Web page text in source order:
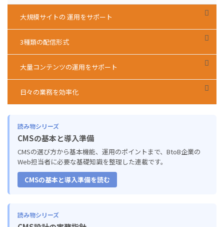
大規模サイトの 運用をサポート
3種類の配信形式
大量コンテンツの運用をサポート
日々の業務を効率化
読み物シリーズ
CMSの基本と導入準備
CMSの選び方から基本機能、運用のポイントまで、BtoB企業の
Web担当者に必要な基礎知識を整理した連載です。
CMSの基本と導入準備を読む
読み物シリーズ